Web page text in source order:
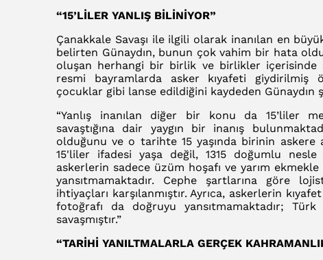
“15’LİLER YANLIŞ BİLİNİYOR”
Çanakkale Savaşı ile ilgili olarak inanılan en
belirten Günaydın, bunun çok vahim bir hata
oluşan herhangi bir birlik ve birlikler içerisinde
resmi bayramlarda asker kıyafeti giydirilmiş
çocuklar gibi lanse edildiğini kaydeden Günaydın
“Yanlış inanılan diğer bir konu da 15’liler
savaştığına dair yaygın bir inanış
olduğunu ve o tarihte 15 yaşında birinin askere
15'liler ifadesi yaşa değil, 1315 doğumlu nesle
askerlerin sadece üzüm hoşafı ve yarım
yansıtmamaktadır. Cephe şartlarına göre
ihtiyaçları karşılanmıştır. Ayrıca, askerlerin
fotoğrafı da doğruyu yansıtmamaktadır;
savaşmıştır.”
“TARİHİ YANILTMALARLA GERÇEK